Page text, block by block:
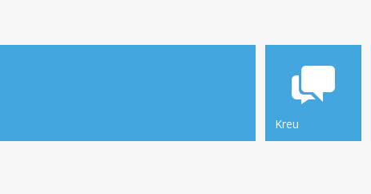
Kreu